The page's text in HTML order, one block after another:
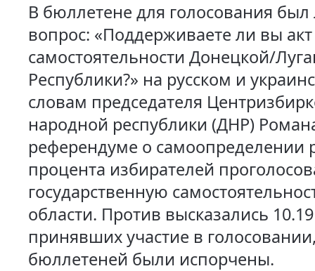
В бюллетене для голосования
вопрос: «Поддерживаете ли вы
самостоятельности Донецкой/
Республики?» на русском и
словам председателя
народной республики (ДНР)
референдуме о самоопределении
процента избирателей
государственную
области. Против высказались
принявших участие в
бюллетеней были испорчены.